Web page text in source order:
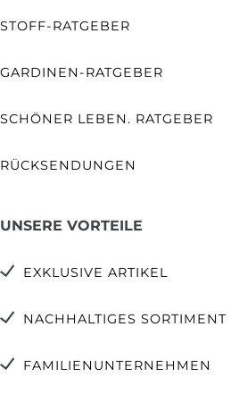
STOFF-RATGEBER
GARDINEN-RATGEBER
SCHÖNER LEBEN. RATGEBER
RÜCKSENDUNGEN
UNSERE VORTEILE
EXKLUSIVE ARTIKEL
NACHHALTIGES SORTIMENT
FAMILIENUNTERNEHMEN